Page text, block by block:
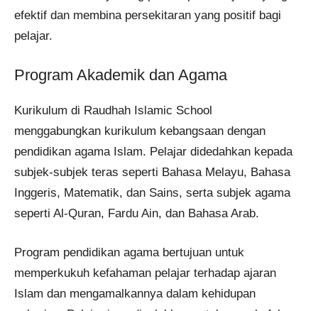
efektif dan membina persekitaran yang positif bagi
pelajar.
Program Akademik dan Agama
Kurikulum di Raudhah Islamic School
menggabungkan kurikulum kebangsaan dengan
pendidikan agama Islam. Pelajar didedahkan kepada
subjek-subjek teras seperti Bahasa Melayu, Bahasa
Inggeris, Matematik, dan Sains, serta subjek agama
seperti Al-Quran, Fardu Ain, dan Bahasa Arab.
Program pendidikan agama bertujuan untuk
memperkukuh kefahaman pelajar terhadap ajaran
Islam dan mengamalkannya dalam kehidupan